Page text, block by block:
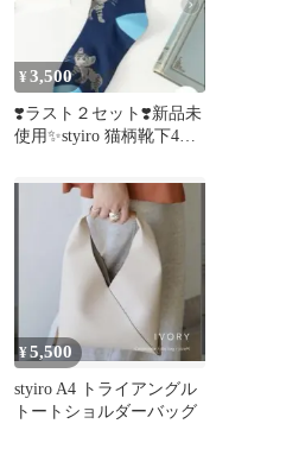
¥3,500
❣️ラスト２セット❣️新品未
使用✨styiro 猫柄靴下4足
ス
¥5,500
styiro A4 トライアングル
トートショルダーバッグ